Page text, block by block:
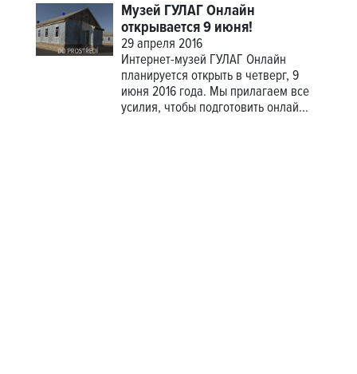
Музей ГУЛАГ Онлайн
открывается 9 июня!
29 апреля 2016
Интернет-музей ГУЛАГ Онлайн
планируется открыть в четверг, 9
июня 2016 года. Мы прилагаем все
усилия, чтобы подготовить онлай...